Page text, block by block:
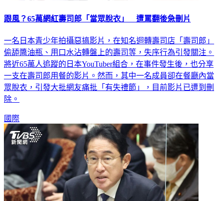
跟風？65萬網紅壽司郎「當眾脫衣」 遭罵翻後急刪片
一名日本青少年拍攝惡搞影片，在知名迴轉壽司店「壽司郎」
偷舔醬油瓶、用口水沾轉盤上的壽司等，失序行為引發關注。
將近65萬人追蹤的日本YouTuber組合，在事件發生後，也分享
一支在壽司郎用餐的影片。然而，其中一名成員卻在餐廳內當
眾脫衣，引發大批網友痛批「有失禮節」，目前影片已遭到刪
除。
國際